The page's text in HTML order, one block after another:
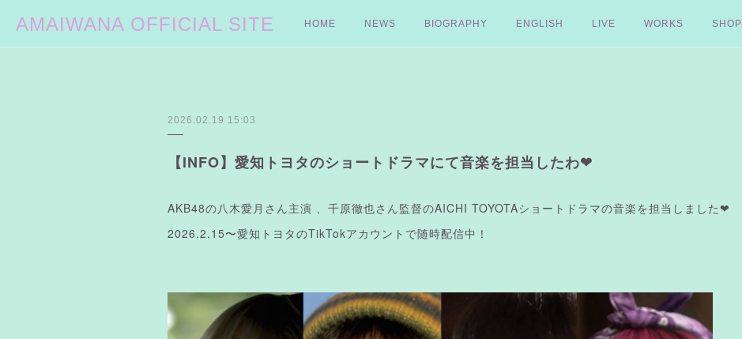
AMAIWANA OFFICIAL SITE HOME NEWS BIOGRAPHY ENGLISH LIVE WORKS SHOP
2026.02.19 15:03
【INFO】愛知トヨタのショートドラマにて音楽を担当したわ❤︎
AKB48の八木愛月さん主演 、千原徹也さん監督のAICHI TOYOTAショートドラマの音楽を担当しました❤︎
2026.2.15〜愛知トヨタのTikTokアカウントで随時配信中！